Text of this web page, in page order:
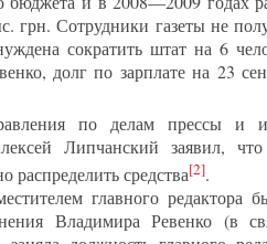
грн. Сотрудники газеты не
сократить штат на 6
долг по зарплате на 23
по делам прессы и
Липчанский заявил,
распределить средства[2].
главного редактора
Владимира Ревенко (в